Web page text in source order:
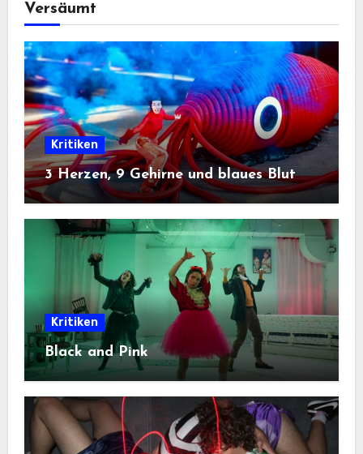
Versäumt
Kritiken
3 Herzen, 9 Gehirne und blaues Blut
Kritiken
Black and Pink